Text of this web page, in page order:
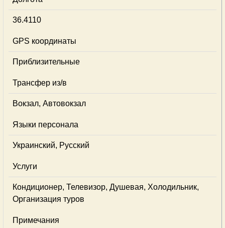
36.4110
GPS координаты
Приблизительные
Трансфер из/в
Вокзал, Автовокзал
Языки персонала
Украинский, Русский
Услуги
Кондиционер, Телевизор, Душевая, Холодильник,
Организация туров
Примечания